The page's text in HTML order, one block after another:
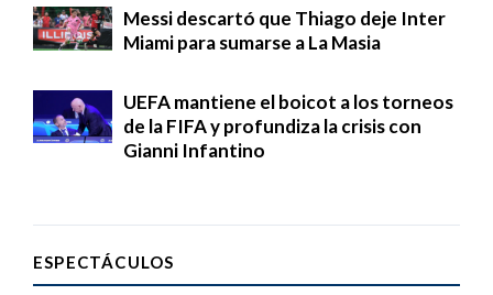
Messi descartó que Thiago deje Inter
Miami para sumarse a La Masia
UEFA mantiene el boicot a los torneos
de la FIFA y profundiza la crisis con
Gianni Infantino
ESPECTÁCULOS